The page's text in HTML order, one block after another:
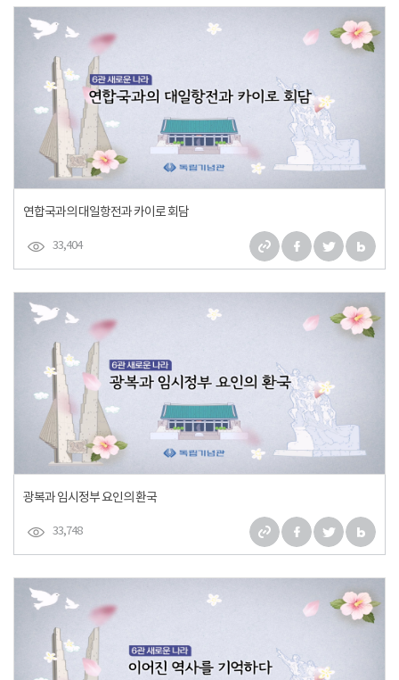
연합국과의 대일항전과 카이로 회담
33,404
광복과 임시정부 요인의 환국
33,748